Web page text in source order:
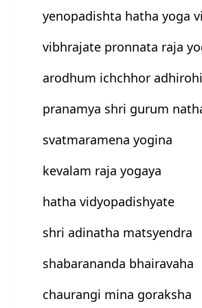
yenopadishta hatha yoga
vibhrajate pronnata raja
arodhum ichchhor
pranamya shri gurum
svatmaramena yogina
kevalam raja yogaya
hatha vidyopadishyate
shri adinatha matsyendra
shabarananda bhairavaha
chaurangi mina goraksha